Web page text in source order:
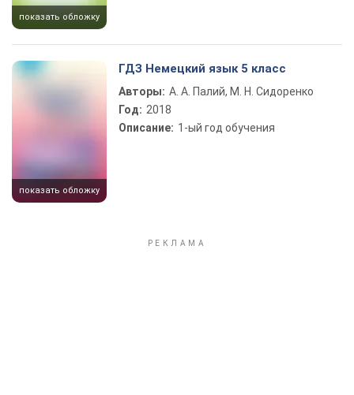
показать обложку
показать обложку
ГДЗ Немецкий язык 5 класс
Авторы: А. А. Палий, М. Н. Сидоренко
Год: 2018
Описание: 1-ый год обучения